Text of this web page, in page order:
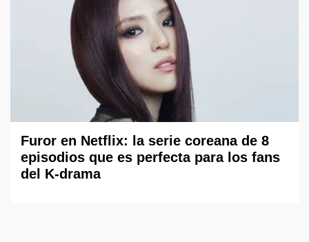
Furor en Netflix: la serie coreana de 8
episodios que es perfecta para los fans
del K-drama